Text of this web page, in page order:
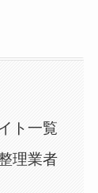
ト一覧
理業者